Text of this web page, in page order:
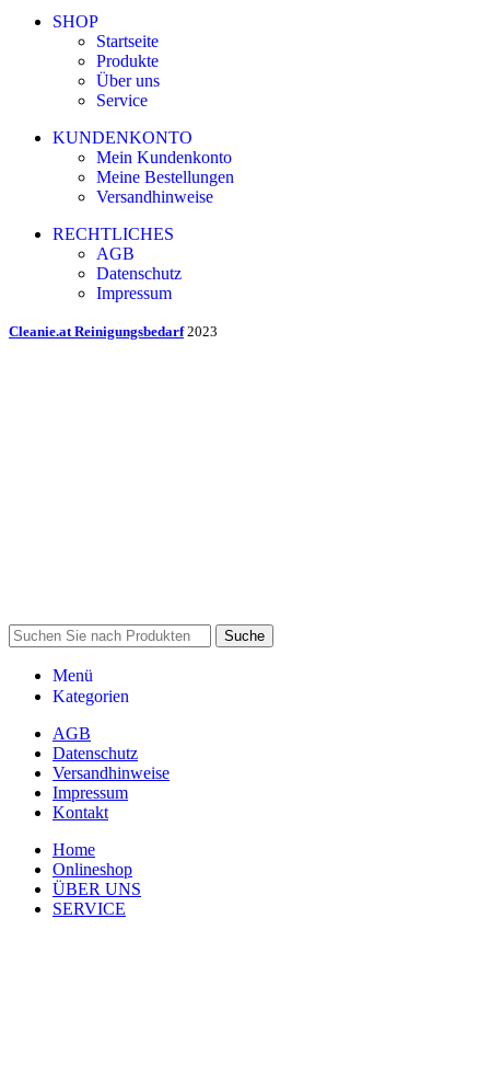
SHOP
Startseite
Produkte
Über uns
Service
KUNDENKONTO
Mein Kundenkonto
Meine Bestellungen
Versandhinweise
RECHTLICHES
AGB
Datenschutz
Impressum
Cleanie.at Reinigungsbedarf 2023
Suche
Menü
Kategorien
AGB
Datenschutz
Versandhinweise
Impressum
Kontakt
Home
Onlineshop
ÜBER UNS
SERVICE